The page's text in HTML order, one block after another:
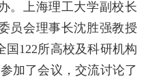
。上海理工大学副校长
员会理事长沈胜强教授
122所高校及科研机构
加了会议，交流讨论了